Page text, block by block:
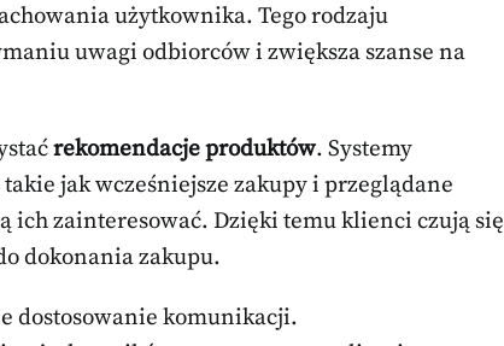
użytkownika. Tego rodzaju
uwagi odbiorców i zwiększa szanse na
rekomendacje produktów. Systemy
jak wcześniejsze zakupy i przeglądane
ich zainteresować. Dzięki temu klienci czują się
dokonania zakupu.
dostosowanie komunikacji.